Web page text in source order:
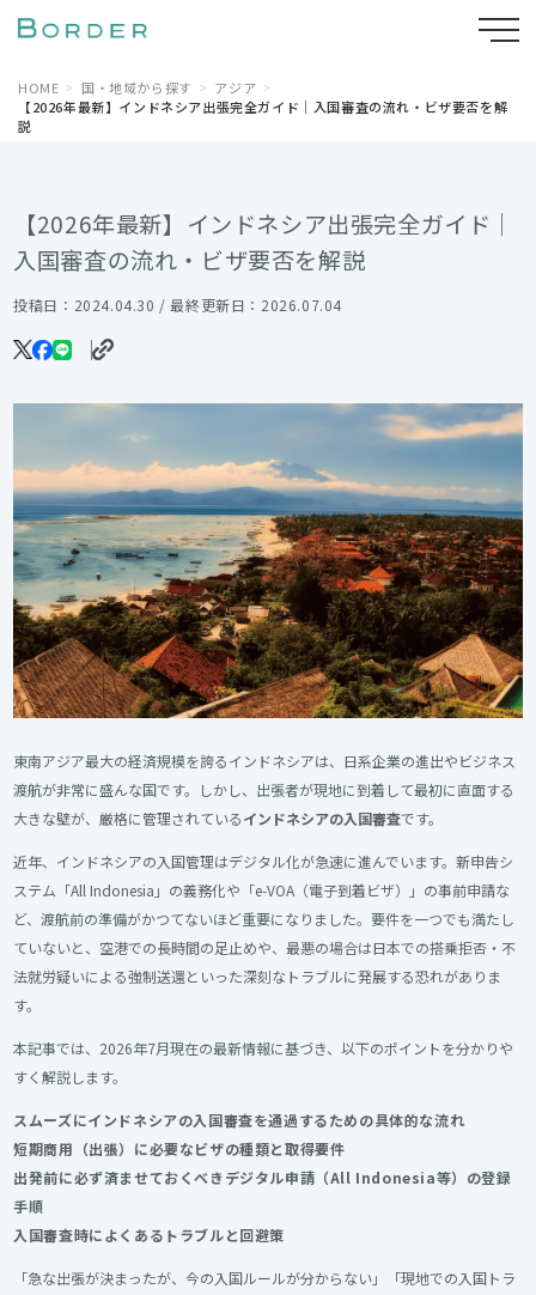
HOME 国・地域から探す
アジア
【2026年最新】インドネシア出張完全ガイド｜入国審査の流れ・ビザ要否を解
説
【2026年最新】インドネシア出張完全ガイド｜
入国審査の流れ・ビザ要否を解説
投稿日：2024.04.30 / 最終更新日：2026.07.04
東南アジア最大の経済規模を誇るインドネシアは、日系企業の進出やビジネス
渡航が非常に盛んな国です。しかし、出張者が現地に到着して最初に直面する
大きな壁が、厳格に管理されているインドネシアの入国審査です。
近年、インドネシアの入国管理はデジタル化が急速に進んでいます。新申告シ
ステム「All Indonesia」の義務化や「e-VOA（電子到着ビザ）」の事前申請な
ど、渡航前の準備がかつてないほど重要になりました。要件を一つでも満たし
ていないと、空港での長時間の足止めや、最悪の場合は日本での搭乗拒否・不
法就労疑いによる強制送還といった深刻なトラブルに発展する恐れがありま
す。
本記事では、2026年7月現在の最新情報に基づき、以下のポイントを分かりや
すく解説します。
スムーズにインドネシアの入国審査を通過するための具体的な流れ
短期商用（出張）に必要なビザの種類と取得要件
出発前に必ず済ませておくべきデジタル申請（All Indonesia等）の登録
手順
入国審査時によくあるトラブルと回避策
「急な出張が決まったが、今の入国ルールが分からない」「現地での入国トラ